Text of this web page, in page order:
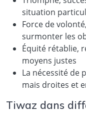
situation
Force de
surmonter les
Équité rétablie,
moyens justes
La nécessité de
mais droites et
Tiwaz dans